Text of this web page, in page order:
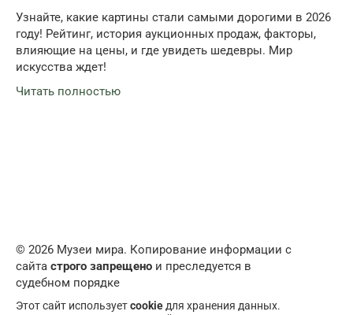
Узнайте, какие картины стали самыми дорогими в 2026
году! Рейтинг, история аукционных продаж, факторы,
влияющие на цены, и где увидеть шедевры. Мир
искусства ждет!
Читать полностью
© 2026 Музеи мира. Копирование информации с
сайта строго запрещено и преследуется в
судебном порядке
Этот сайт используетcookie для хранения данных.